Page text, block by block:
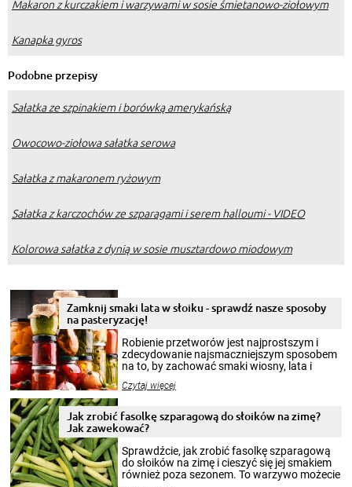
Makaron z kurczakiem i warzywami w sosie śmietanowo-ziołowym
Kanapka gyros
Podobne przepisy
Sałatka ze szpinakiem i borówką amerykańską
Owocowo-ziołowa sałatka serowa
Sałatka z makaronem ryżowym
Sałatka z karczochów ze szparagami i serem halloumi - VIDEO
Kolorowa sałatka z dynią w sosie musztardowo miodowym
Zamknij smaki lata w słoiku - sprawdź nasze sposoby
na pasteryzację!
Robienie przetworów jest najprostszym i
zdecydowanie najsmaczniejszym sposobem
na to, by zachować smaki wiosny, lata i
krajobrazów, by cieszyć nimi oko w sezonie
pełni poczuć atmosferę cieplejszych
miesięcy. Przygotowanie słoików ze
patenty, które pozwolą zachować świeżość
przetworów.
Czytaj więcej
Jak zrobić fasolkę szparagową do słoików na zimę?
Jak zawekować?
Sprawdźcie, jak zrobić fasolkę szparagową
do słoików na zimę i cieszyć się jej smakiem
również poza sezonem. To warzywo możecie